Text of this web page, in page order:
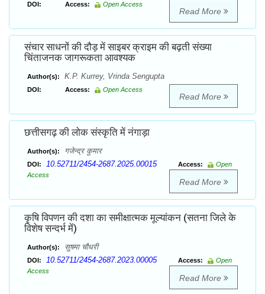
DOI: Access: Open Access
Read More
संचार साधनों की दौड़ में साइबर क्राइम की बढ़ती संख्या
चिंताजनक जागरूकता आवश्यक
Author(s): K.P. Kurrey, Vrinda Sengupta
DOI: Access: Open Access
Read More
छत्तीसगढ़ की लोक संस्कृति में नंगाड़ा
Author(s): गजेन्द्र कुमार
DOI: 10.52711/2454-2687.2025.00015 Access:
Open
Access
Read More
कृषि विपणन की दशा का समीक्षात्मक मूल्यांकन (सतना जिले के
विशेष सन्दर्भ में)
Author(s): सुषमा चौधरी
DOI: 10.52711/2454-2687.2023.00005 Access:
Open
Access
Read More